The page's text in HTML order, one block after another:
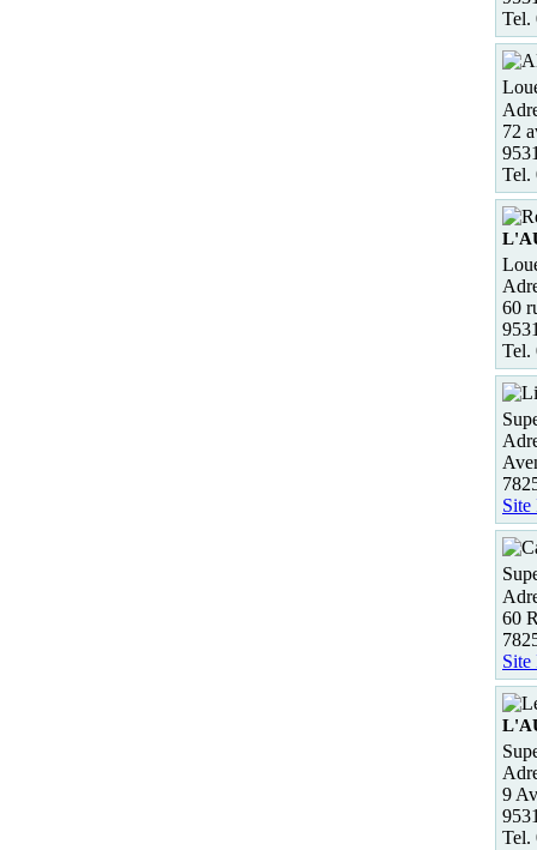
Tel.
72
Tel.
60
Tel.
Site
60
Site
9
Tel.